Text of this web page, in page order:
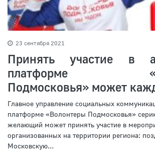
23 сентября 2021
Принять участие в
платформе
Подмосковья» может
Главное управление социальных
платформе «Волонтеры Подмосковья»
желающий может принять участие в
организованных на территории региона:
Московскую...